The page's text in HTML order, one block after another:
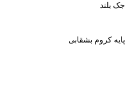
جک بلند
پایه کروم بشقابی